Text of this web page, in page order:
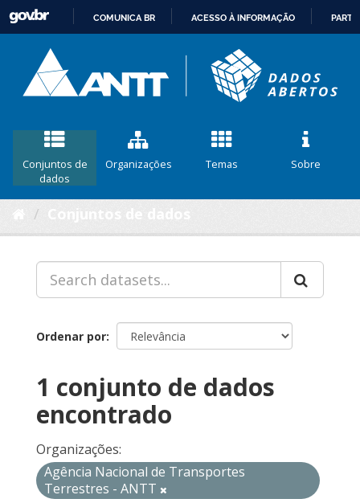
CONTEÚDO
COMUNICA BR ACESSO À INFORMAÇÃO
Conjuntos de
dados
Organizações Temas Sobre
Ordenar por
1 conjunto de dados
encontrado
Organizações:
Agência Nacional de Transportes
Terrestres - ANTT